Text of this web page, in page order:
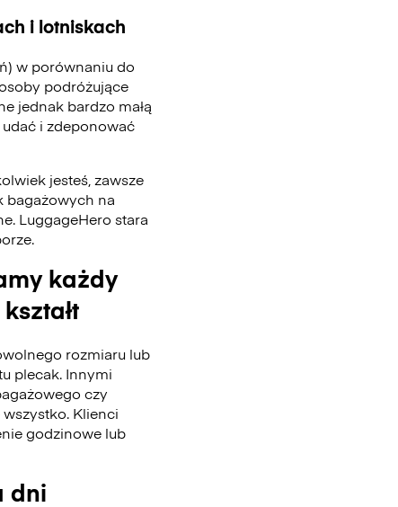
i lotniskach
w porównaniu do
podróżujące
jednak bardzo małą
i zdeponować
jesteś, zawsze
bagażowych na
LuggageHero stara
każdy
rozmiaru lub
plecak. Innymi
czy
Klienci
godzinowe lub
dni